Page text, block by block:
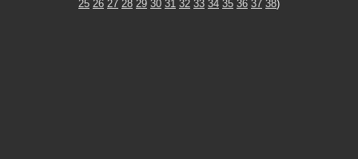
25 26 27 28 29 30 31 32 33 34 35 36 37 38)